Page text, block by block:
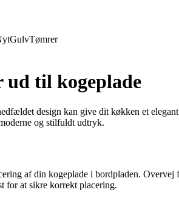
GulvTømrer
til kogeplade
design kan give dit køkken et
og stilfuldt udtryk.
af din kogeplade i bordpladen.
for at sikre korrekt placering.